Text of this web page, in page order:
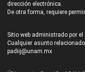
dirección electrónica.
De otra forma, requiere
Sitio web administrado por
Cualquier asunto
padiij@unam.mx